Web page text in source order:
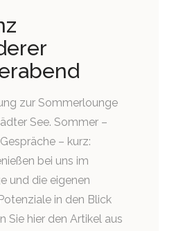
zur Sommerlounge
See. Sommer –
– kurz:
bei uns im
und die eigenen
in den Blick
Sie hier den Artikel aus